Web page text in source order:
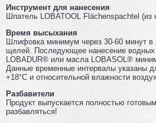
Инструмент для нанесения
Шпатель LOBATOOL Flächenspachtel
Время высыхания
Шлифовка минимум через 30-60 минут в
щелей. Последующее нанесение водных
LOBADUR® или масла LOBASOL®
Данные временные интервалы указаны
+18°С и относительной влажности
Разбавители
Продукт выпускается полностью
разбавляться!